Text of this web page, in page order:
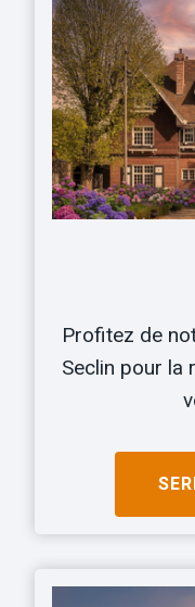
Profitez de
Seclin pour la